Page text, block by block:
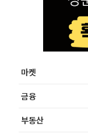
마켓
금융
부동산